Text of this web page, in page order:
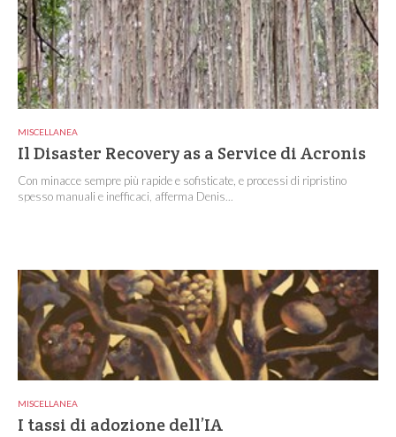
MISCELLANEA
Il Disaster Recovery as a Service di Acronis
Con minacce sempre più rapide e sofisticate, e processi di ripristino
spesso manuali e inefficaci, afferma Denis...
MISCELLANEA
I tassi di adozione dell’IA